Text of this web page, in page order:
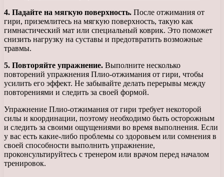
4. Падайте на мягкую поверхность. После отжимания от
гири, приземлитесь на мягкую поверхность, такую как
гимнастический мат или специальный коврик. Это поможет
снизить нагрузку на суставы и предотвратить возможные
травмы.
5. Повторяйте упражнение. Выполните несколько
повторений упражнения Плио-отжимания от гири, чтобы
усилить его эффект. Не забывайте делать перерывы между
повторениями и следить за своей формой.
Упражнение Плио-отжимания от гири требует некоторой
силы и координации, поэтому необходимо быть осторожным
и следить за своими ощущениями во время выполнения. Если
у вас есть какие-либо проблемы со здоровьем или сомнения в
своей способности выполнить упражнение,
проконсультируйтесь с тренером или врачом перед началом
тренировок.